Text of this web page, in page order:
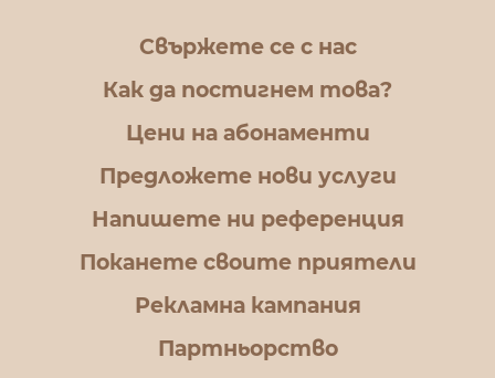
Свържете се с нас
Как да постигнем това?
Цени на абонаменти
Предложете нови услуги
Напишете ни референция
Поканете своите приятели
Рекламна кампания
Партньорство